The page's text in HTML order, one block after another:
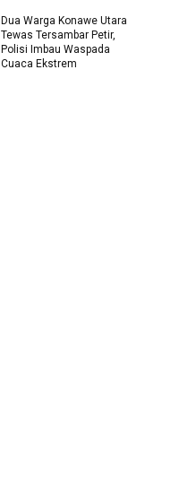
Dua Warga Konawe Utara
Tewas Tersambar Petir,
Polisi Imbau Waspada
Cuaca Ekstrem